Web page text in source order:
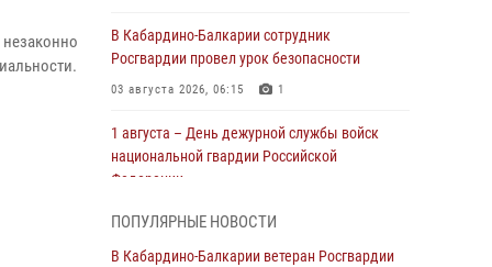
В Кабардино‑Балкарии сотрудник
Росгвардии провел урок безопасности
03 августа 2026, 06:15 1
1 августа – День дежурной службы войск
национальной гвардии Российской
Федерации
В Росгвардии вспоминают российских
ПОПУЛЯРНЫЕ НОВОСТИ
В Кабардино-Балкарии ветеран Росгвардии